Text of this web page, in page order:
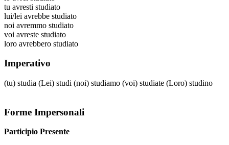
tu avresti studiato
lui/lei avrebbe studiato
noi avremmo studiato
voi avreste studiato
loro avrebbero studiato
Imperativo
(tu) studia (Lei) studi (noi) studiamo (voi) studiate (Loro) studino
Forme Impersonali
Participio Presente